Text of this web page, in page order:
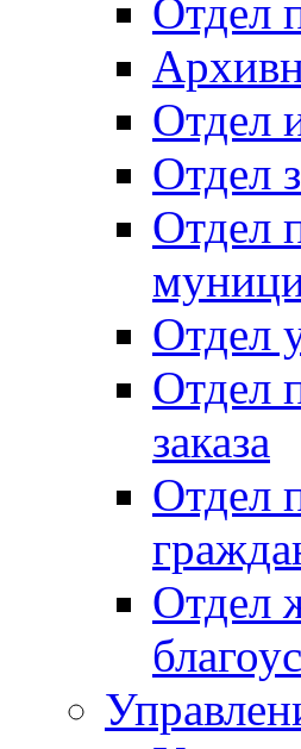
Отдел
Отдел
Отдел
Отдел
Отдел
Отдел
заказа
Отдел
Отдел